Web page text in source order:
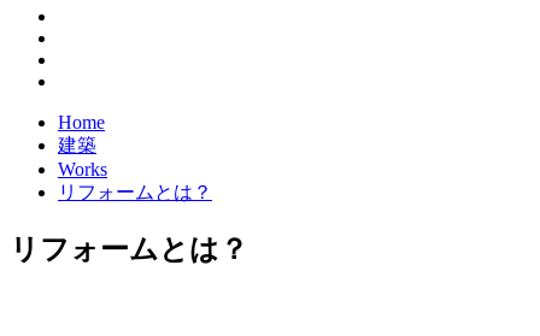
Home
建築
Works
リフォームとは？
リフォームとは？